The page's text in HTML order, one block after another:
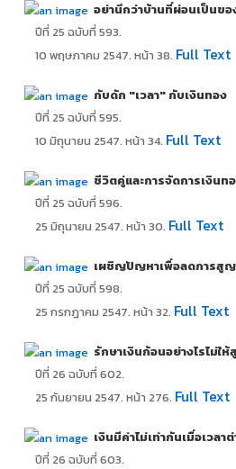
อย่านึกว่าบ้านที่ผ่อนเป็นขอ
ปีที่ 25 ฉบับที่ 593.
10 พฤษภาคม 2547. หน้า 38. Full Text
กับดัก "เวลา" กับเงินทอง
ปีที่ 25 ฉบับที่ 595.
10 มิถุนายน 2547. หน้า 34. Full Text
ชีวิตคู่และการจัดการเงินท
ปีที่ 25 ฉบับที่ 596.
25 มิถุนายน 2547. หน้า 30. Full Text
เผชิญปัญหาเพื่อลดการสู
ปีที่ 25 ฉบับที่ 598.
25 กรกฎาคม 2547. หน้า 32. Full Text
รักษาเงินก้อนอย่างไรไม่ใ
ปีที่ 26 ฉบับที่ 602.
25 กันยายน 2547. หน้า 276. Full Text
เงินมีค่าไม่เท่ากันเมื่อเวลา
ปีที่ 26 ฉบับที่ 603.